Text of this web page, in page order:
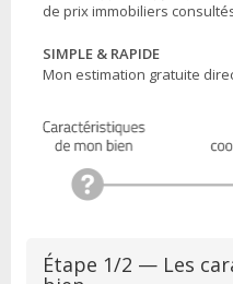
de prix immobiliers
SIMPLE & RAPIDE
Mon estimation gratuite
Étape 1/2 — Les